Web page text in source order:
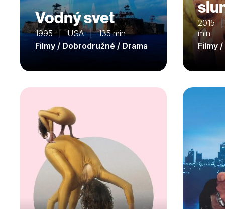
Vodný svet
1995 | USA | 135 min
Filmy / Dobrodružné / Drama
2015
min
Filmy